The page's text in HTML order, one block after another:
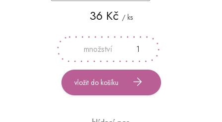
36 Kč / ks
cena:
vložit do košíku